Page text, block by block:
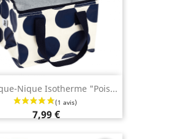
Nique Isotherme "Pois...
7,99 €